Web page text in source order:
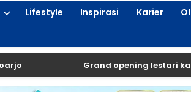
Lifestyle Inspirasi Karier
Grand opening lestari karoke